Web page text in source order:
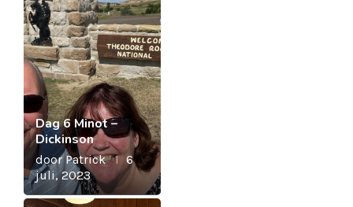
Dag 6 Minot –
Dickinson
doorPatrick
6
juli, 2023